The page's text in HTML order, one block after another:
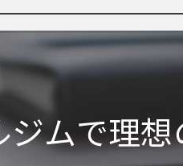
ムで理